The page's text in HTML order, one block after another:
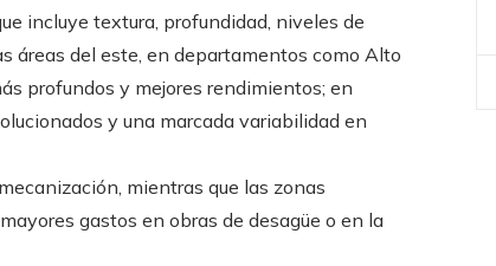
incluye textura, profundidad, niveles de
áreas del este, en departamentos como Alto
profundos y mejores rendimientos; en
y una marcada variabilidad en
mientras que las zonas
gastos en obras de desagüe o en la